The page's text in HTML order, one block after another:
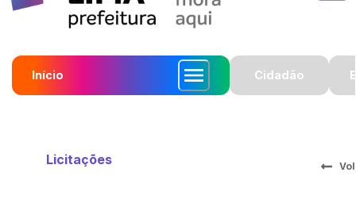
Início Cidadão
Licitações